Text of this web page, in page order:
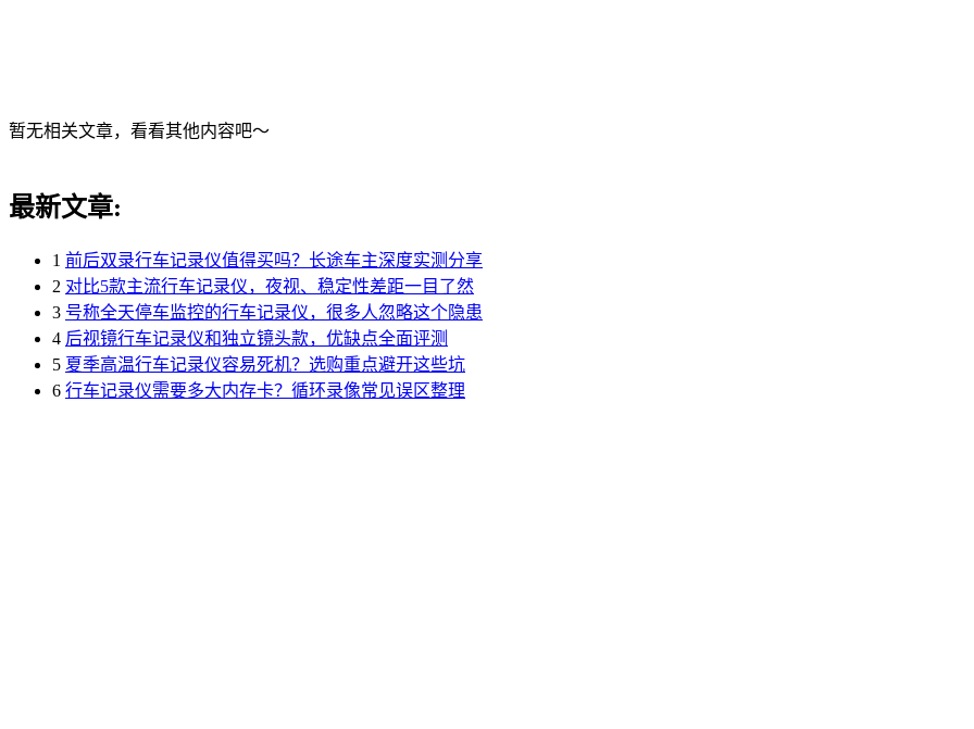
暂无相关文章，看看其他内容吧～
最新文章:
1 前后双录行车记录仪值得买吗？长途车主深度实测分享
2 对比5款主流行车记录仪，夜视、稳定性差距一目了然
3 号称全天停车监控的行车记录仪，很多人忽略这个隐患
4 后视镜行车记录仪和独立镜头款，优缺点全面评测
5 夏季高温行车记录仪容易死机？选购重点避开这些坑
6 行车记录仪需要多大内存卡？循环录像常见误区整理